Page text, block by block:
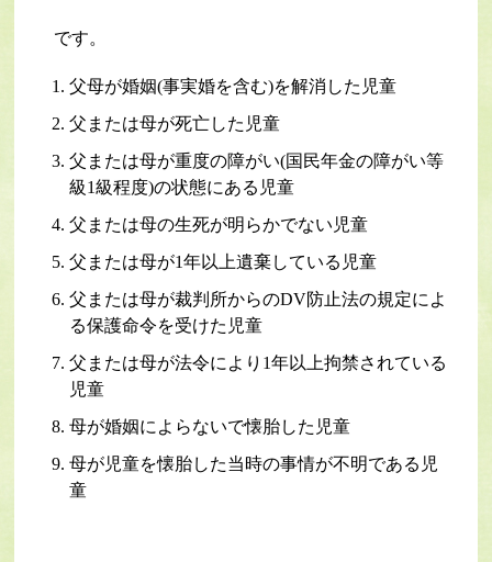
です。
父母が婚姻(事実婚を含む)を解消した児童
父または母が死亡した児童
父または母が重度の障がい(国民年金の障がい等
級1級程度)の状態にある児童
父または母の生死が明らかでない児童
父または母が1年以上遺棄している児童
父または母が裁判所からのDV防止法の規定によ
る保護命令を受けた児童
父または母が法令により1年以上拘禁されている
児童
母が婚姻によらないで懐胎した児童
母が児童を懐胎した当時の事情が不明である児
童